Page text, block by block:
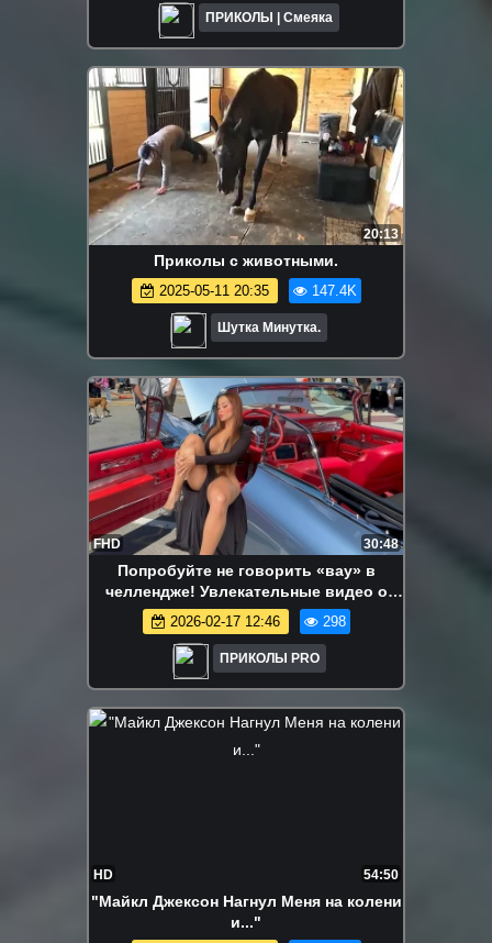
ПРИКОЛЫ | Смеяка
20:13
Приколы с животными.
2025-05-11 20:35 147.4K
Шутка Минутка.
FHD 30:48
Попробуйте не говорить «вау» в
челлендже! Увлекательные видео о
том, как рабочие идеально выполняют
свою работу #104 Wow Up
2026-02-17 12:46 298
ПРИКОЛЫ PRO
HD 54:50
"Майкл Джексон Нагнул Меня на колени
и..."